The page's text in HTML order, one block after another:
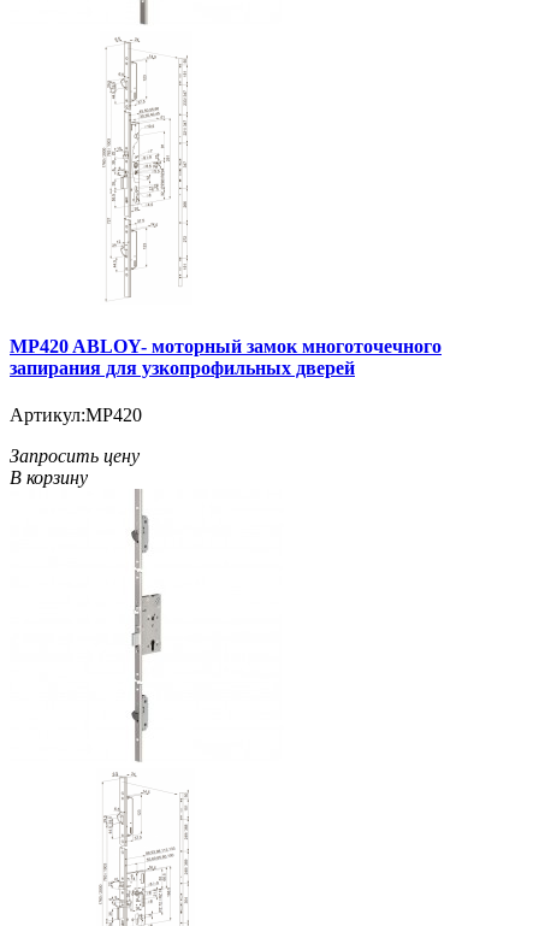
MP420 ABLOY- моторный замок многоточечного
запирания для узкопрофильных дверей
Артикул:MP420
Запросить цену
В корзину